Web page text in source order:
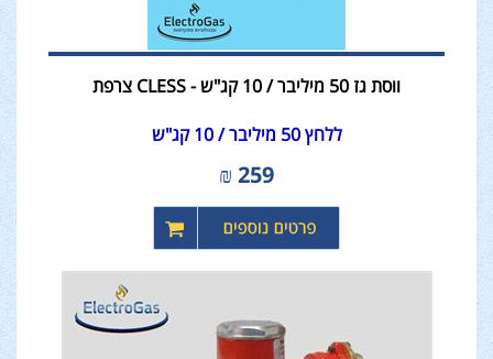
ווסת גז 50 מיליבר / 10 קג"ש - CLESS צרפת
ללחץ 50 מיליבר / 10 קג"ש
259
₪